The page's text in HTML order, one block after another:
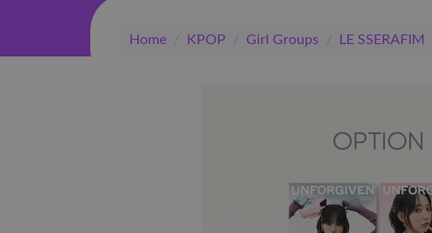
Home / KPOP / Girl Groups / LE SSERAFIM